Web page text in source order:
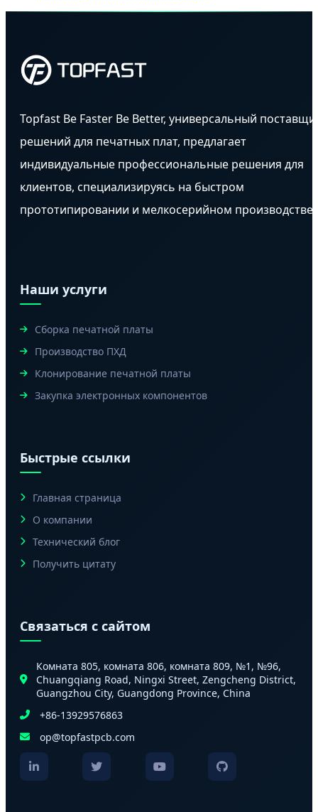
Topfast Be Faster Be Better, универсальный
решений для печатных плат, предлагает
индивидуальные профессиональные решения для
клиентов, специализируясь на быстром
прототипировании и мелкосерийном производстве.
Наши услуги
Сборка печатной платы
Производство ПХД
Клонирование печатной платы
Закупка электронных компонентов
Быстрые ссылки
Главная страница
О компании
Технический блог
Получить цитату
Связаться с сайтом
Комната 805, комната 806, комната 809, №1, №96,
Chuangqiang Road, Ningxi Street, Zengcheng District,
Guangzhou City, Guangdong Province, China
+86-13929576863
op@topfastpcb.com